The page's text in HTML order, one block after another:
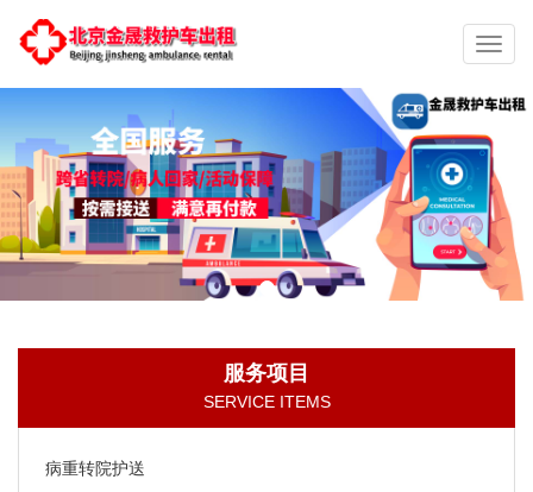
切
换
导
航
服务项目
SERVICE ITEMS
病重转院护送